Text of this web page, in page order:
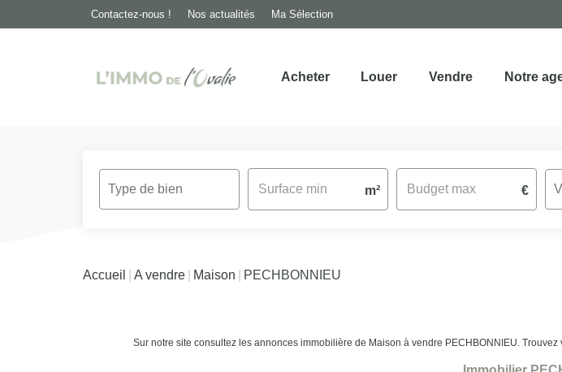
Contactez-nous ! Nos actualités Ma Sélection
Acheter Louer Vendre Notre
m² €
Accueil A vendre Maison PECHBONNIEU
Sur notre site consultez les annonces immobilière de Maison à vendre PECHBONNIEU.